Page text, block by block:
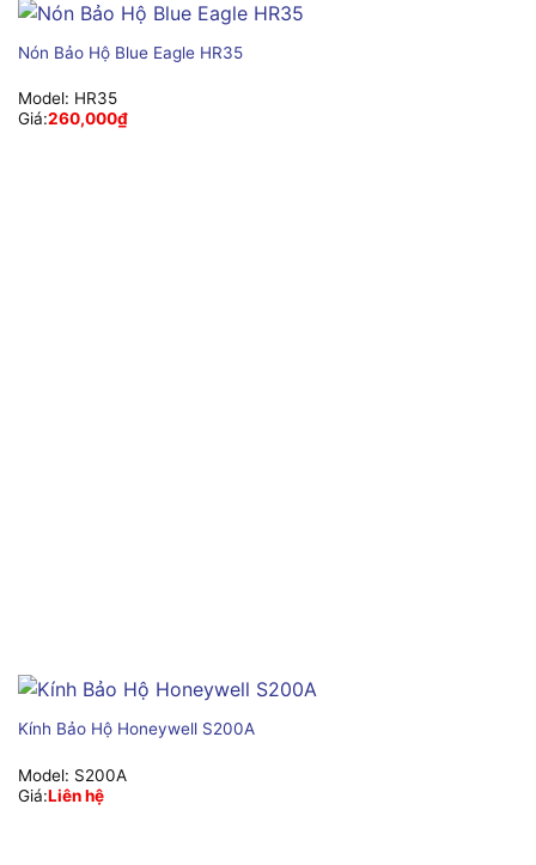
Nón Bảo Hộ Blue Eagle HR35
Model: HR35
Giá:260,000₫
Kính Bảo Hộ Honeywell S200A
Model: S200A
Giá:Liên hệ